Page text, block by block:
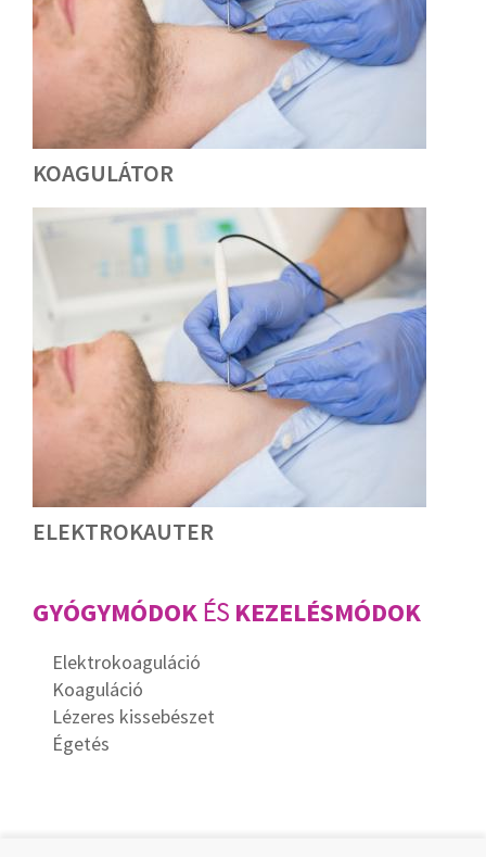
KOAGULÁTOR
ELEKTROKAUTER
GYÓGYMÓDOKÉS KEZELÉSMÓDOK
Elektrokoaguláció
Koaguláció
Lézeres kissebészet
Égetés